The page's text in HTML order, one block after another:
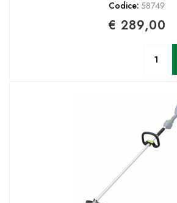
Codice: 58749
€ 289,00